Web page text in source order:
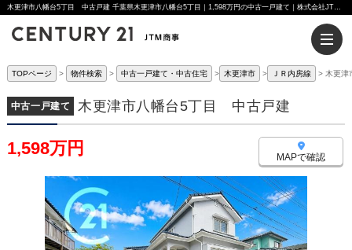
木更津市八幡台5丁目 中古戸建 千葉県木更津市八幡台5丁目｜1,598万円の中古一戸建て｜株式会社JTM商事
TOPページ 物件検索 中古一戸建て・中古住宅 木更津市 ＪＲ内房線 木更津
中古一戸建て 木更津市八幡台5丁目 中古戸建
1,598万円 MAPで確認